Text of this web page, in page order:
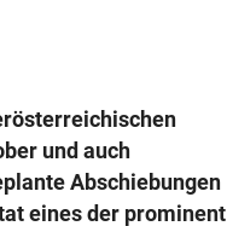
und auch
Abschiebungen
eines der prominent